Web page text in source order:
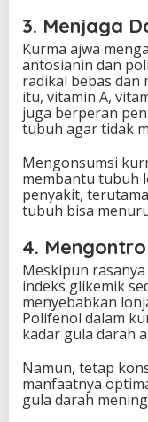
3. Menjaga
Kurma ajwa
antosianin dan
radikal bebas dan
itu, vitamin A,
juga berperan
tubuh agar tidak
Mengonsumsi
membantu tubuh
penyakit,
tubuh bisa
4.
Meskipun
indeks glikemik
menyebabkan
Polifenol dalam
kadar gula darah
Namun, tetap
manfaatnya
gula darah